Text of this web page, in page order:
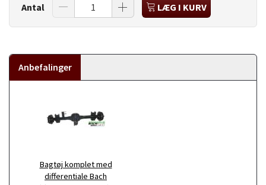
Antal LÆG I KURV
Anbefalinger
Bagtøj komplet med
differentiale Bach